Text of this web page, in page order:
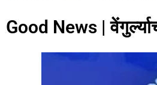
Good News |